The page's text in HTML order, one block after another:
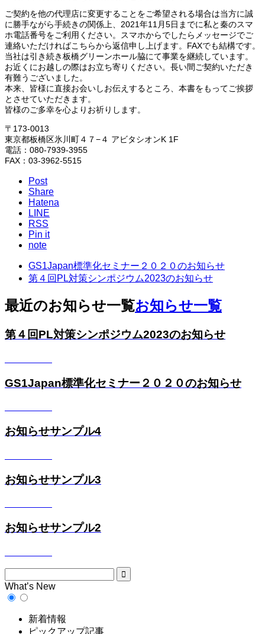
ご契約を他の代理店に変更することをご希望される場合は当方に誠
に勝手ながら手続きの関係上、2021年11月5日までに私と秦のスマ
ホ電話番号をご利用ください。スマホからでしたらメッセージでご
連絡いただければこちらから返信申し上げます。FAXでも結構です。
当社は引き続き板橋グリーンホール脇にて事業を継続しています。
お近くにお越しの際はお立ち寄りください。長い間ご契約いただき
有難うございました。
本来、皆様に直接お会いしお伝えするところ、本書をもってご挨拶
とさせていただきます。
皆様のご多幸を心よりお祈りします。
〒173-0013
東京都板橋区氷川町４７−４ アビタシオンK 1F
電話：080-7939-3955
FAX：03-3962-5515
Post
Share
Hatena
LINE
RSS
Pin it
note
GS1Japan標準化セミナー２０２０のお知らせ
第４回PL対策シンポジウム2023のお知らせ
最近のお知らせ一覧お知らせ一覧
第４回PL対策シンポジウム2023のお知らせ
GS1Japan標準化セミナー２０２０のお知らせ
お知らせサンプル4
お知らせサンプル3
お知らせサンプル2
What’s New
新着情報
ピックアップ記事